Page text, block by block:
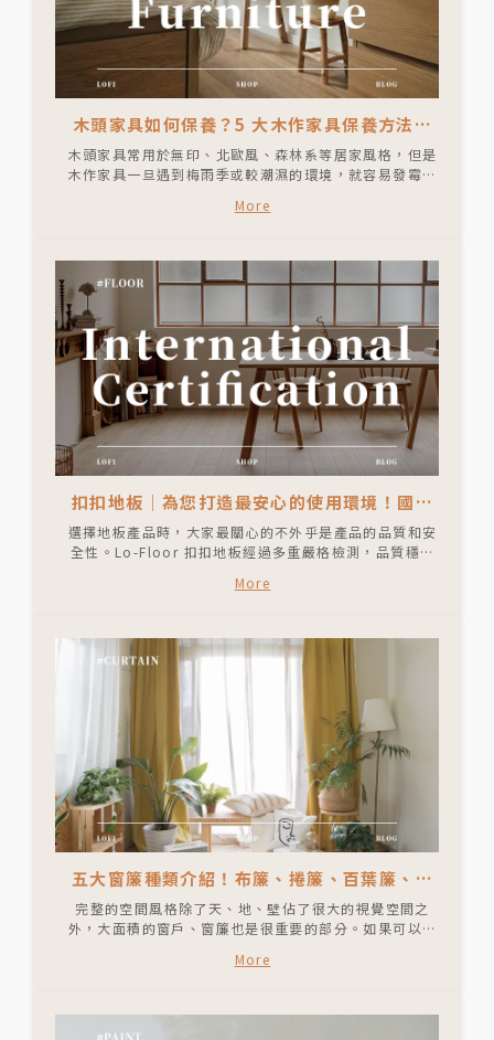
木頭家具如何保養？5 大木作家具保養方法，
放心打造森林系居家風格
木頭家具常用於無印、北歐風、森林系等居家風格，但是
木作家具一旦遇到梅雨季或較潮濕的環境，就容易發霉、
介紹木頭去汙、清潔和5種日常保養方法，透過簡單的木
More
扣扣地板｜為您打造最安心的使用環境！國際
檢驗認證一次看
選擇地板產品時，大家最關心的不外乎是產品的品質和安
全性。Lo-Floor 扣扣地板經過多重嚴格檢測，品質穩定
紹 Lo-Floor 扣扣地板所獲得的所有國際認證，讓大家安
More
五大窗簾種類介紹！布簾、捲簾、百葉簾、斑
馬簾、蜂巢簾差在哪？
完整的空間風格除了天、地、壁佔了很大的視覺空間之
外，大面積的窗戶、窗簾也是很重要的部分。如果可以為
感，還會影響空間的氛圍喔！
More